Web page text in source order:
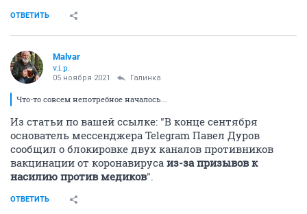
ОТВЕТИТЬ
Malvar
v.i.p.
05 ноября 2021 Галинка
Что-то совсем непотребное началось...
Из статьи по вашей ссылке: "В конце сентября
основатель мессенджера Telegram Павел Дуров
сообщил о блокировке двух каналов противников
вакцинации от коронавируса из-за призывов к
насилию против медиков".
ОТВЕТИТЬ